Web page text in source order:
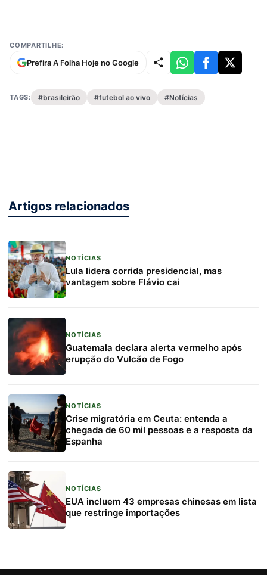
COMPARTILHE:
Prefira A Folha Hoje no Google
TAGS: #brasileirão #futebol ao vivo #Notícias
Artigos relacionados
NOTÍCIAS
Lula lidera corrida presidencial, mas
vantagem sobre Flávio cai
NOTÍCIAS
Guatemala declara alerta vermelho após
erupção do Vulcão de Fogo
NOTÍCIAS
Crise migratória em Ceuta: entenda a
chegada de 60 mil pessoas e a resposta da
Espanha
NOTÍCIAS
EUA incluem 43 empresas chinesas em lista
que restringe importações